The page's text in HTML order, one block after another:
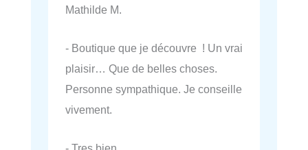
Mathilde M.
- Boutique que je découvre ! Un vrai
plaisir… Que de belles choses.
Personne sympathique. Je conseille
vivement.